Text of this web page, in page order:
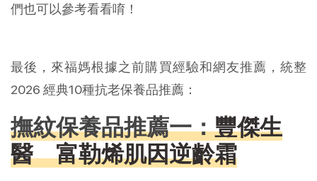
們也可以參考看看唷！
最後，來福媽根據之前購買經驗和網友推薦，統整
2026 經典10種抗老保養品推薦：
撫紋保養品推薦一：豐傑生
醫 富勒烯肌因逆齡霜